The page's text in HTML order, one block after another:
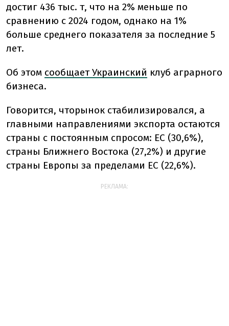
достиг 436 тыс. т, что на 2% меньше по
сравнению с 2024 годом, однако на 1%
больше среднего показателя за последние 5
лет.
Об этом сообщает Украинский клуб аграрного
бизнеса.
Говорится, чторынок стабилизировался, а
главными направлениями экспорта остаются
страны с постоянным спросом: ЕС (30,6%),
страны Ближнего Востока (27,2%) и другие
страны Европы за пределами ЕС (22,6%).
РЕКЛАМА: